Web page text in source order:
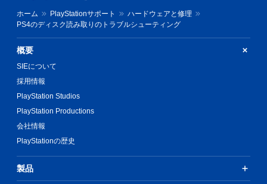
ホーム PlayStationサポート
ハードウェアと修理
PS4のディスク読み取りのトラブルシューティング
概要
SIEについて
採用情報
PlayStation Studios
PlayStation Productions
会社情報
PlayStationの歴史
製品